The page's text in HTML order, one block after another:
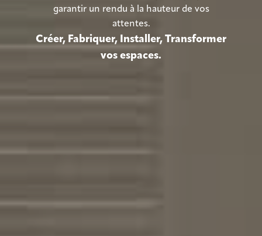
garantir un rendu à la hauteur de vos
attentes.
Créer, Fabriquer, Installer, Transformer
vos espaces.